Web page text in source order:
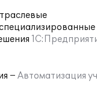
Автоматизация